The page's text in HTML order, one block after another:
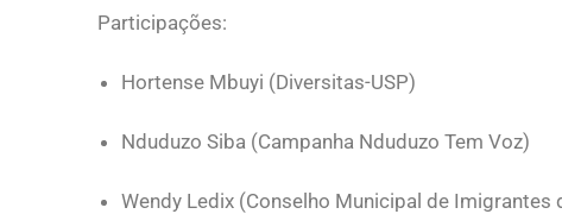
Participações:
Hortense Mbuyi (Diversitas-USP)
Nduduzo Siba (Campanha Nduduzo Tem Voz)
Wendy Ledix (Conselho Municipal de Imigrantes